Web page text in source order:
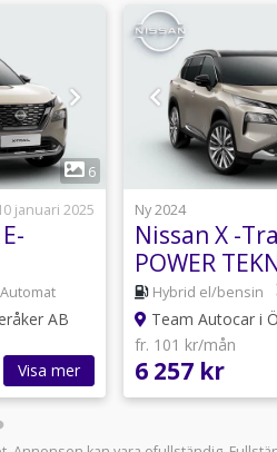
6
januari 2025
HJUL
Automat
AB
Visa mer
Ny 2024
Nissan X -
POWER
SERVICE&V-
Hybrid el/bensin
Team Autocar i
fr. 101 kr/mån
6 257 kr